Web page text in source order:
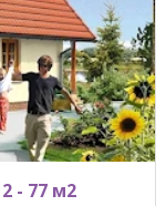
- 77 м2